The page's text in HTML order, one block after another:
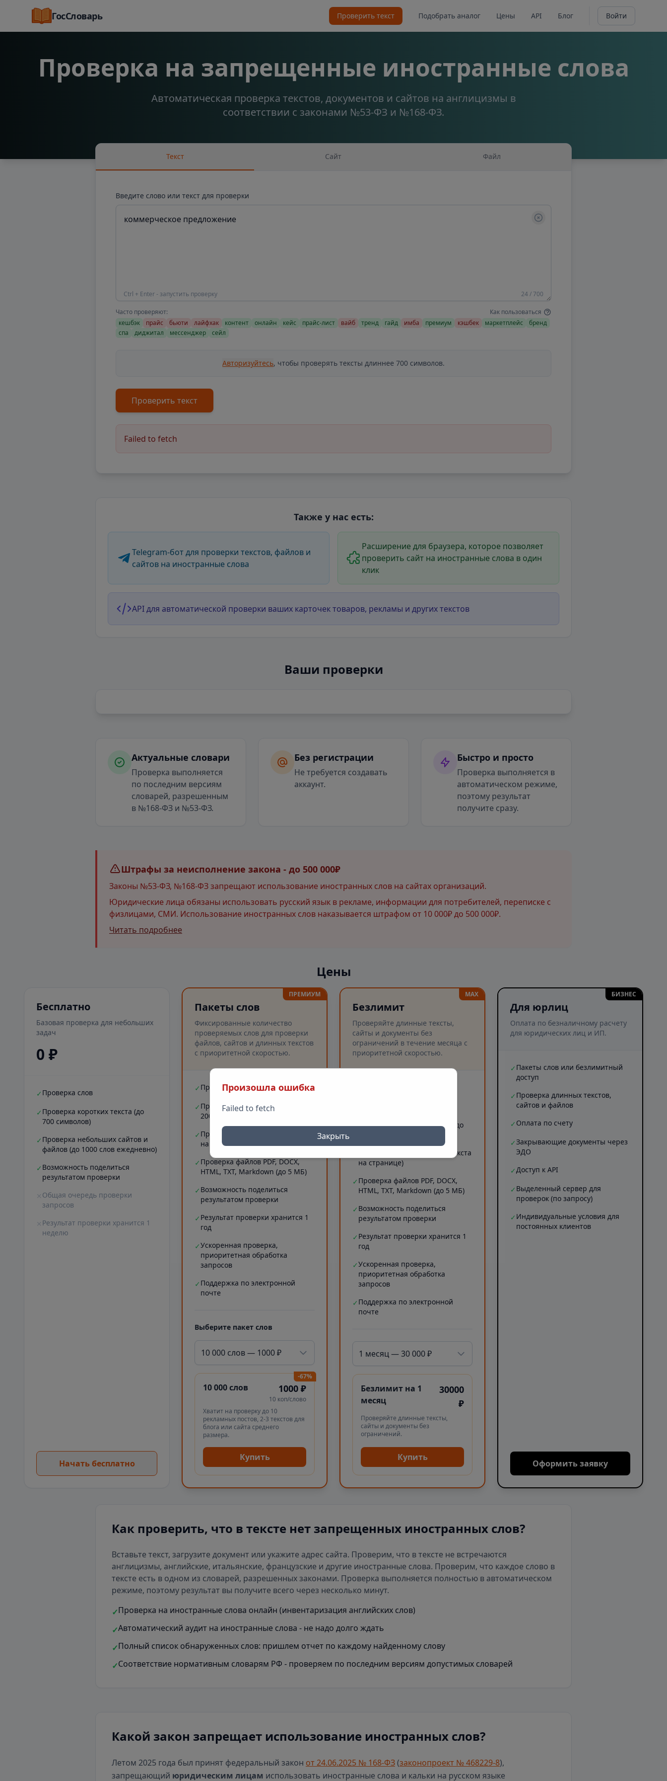
ГосСловарь Проверить текст Подобрать аналог Цены API Блог Войти
Проверка на запрещенные иностранные слова
Автоматическая проверка текстов, документов и сайтов на англицизмы в
соответствии с законами №53-ФЗ и №168-ФЗ.
Текст Сайт Файл
Введите слово или текст для проверки
Ctrl + Enter - запустить проверку 24 / 700
Часто проверяют:
Как пользоваться
кешбэк
прайс бьюти лайфхак контент онлайн кейс прайс-лист вайб тренд гайд имба премиум кэшбек маркетплейс
бренд
спа
диджитал мессенджер сейл
Авторизуйтесь, чтобы проверять тексты длиннее 700 символов.
Проверить текст
Failed to fetch
Также у нас есть:
Telegram-бот для проверки текстов, файлов и
сайтов на иностранные слова
Расширение для браузера, которое позволяет
проверить сайт на иностранные слова в один
клик
API для автоматической проверки ваших карточек товаров, рекламы и других текстов
Ваши проверки
Актуальные словари
Проверка выполняется
по последним версиям
словарей, разрешенным
в №168-ФЗ и №53-ФЗ.
Без регистрации
Не требуется создавать
аккаунт.
Быстро и просто
Проверка выполняется в
автоматическом режиме,
поэтому результат
получите сразу.
Штрафы за неисполнение закона - до 500 000₽
Законы №53-ФЗ, №168-ФЗ запрещают использование иностранных слов на сайтах организаций.
Юридические лица обязаны использовать русский язык в рекламе, информации для потребителей, переписке с
физлицами, СМИ. Использование иностранных слов наказывается штрафом от 10 000₽ до 500 000₽.
Читать подробнее
Цены
Бесплатно
Базовая проверка для небольших
задач
0 ₽
✓ Проверка слов
✓ Проверка коротких текста (до
700 символов)
✓ Проверка небольших сайтов и
файлов (до 1000 слов ежедневно)
✓ Возможность поделиться
результатом проверки
✕ Общая очередь проверки
запросов
✕ Результат проверки хранится 1
неделю
Начать бесплатно
ПРЕМИУМ
Пакеты слов
Фиксированные количество
проверяемых слов для проверки
файлов, сайтов и длинных текстов
с приоритетной скоростью.
✓ Проверка слов
✓ Проверка длинных текстов (до
20000 символов)
✓ Проверка сайтов (до 5 МБ текста
на странице)
✓ Проверка файлов PDF, DOCX,
HTML, TXT, Markdown (до 5 МБ)
✓ Возможность поделиться
результатом проверки
✓ Результат проверки хранится 1
год
✓Ускоренная проверка,
приоритетная обработка
запросов
✓ Поддержка по электронной
почте
Выберите пакет слов
10 000 слов — 1000 ₽
-67%
10 000 слов 1000 ₽
10 коп/слово
Хватит на проверку до 10
рекламных постов, 2-3 текстов для
блога или сайта среднего
размера.
Купить
MAX
Безлимит
Проверяйте длинные тексты,
сайты и документы без
ограничений в течение месяца с
приоритетной скоростью.
✓Проверка длинных текстов (до
Проверка сайтов (до 5 МБ текста
на странице)
✓ Проверка файлов PDF, DOCX,
HTML, TXT, Markdown (до 5 МБ)
✓ Возможность поделиться
результатом проверки
✓ Результат проверки хранится 1
год
✓Ускоренная проверка,
приоритетная обработка
запросов
✓ Поддержка по электронной
почте
1 месяц — 30 000 ₽
Безлимит на 1
месяц
30000
₽
Проверяйте длинные тексты,
сайты и документы без
ограничений.
Купить
БИЗНЕС
Для юрлиц
Оплата по безналичному расчету
для юридических лиц и ИП.
✓ Пакеты слов или безлимитный
доступ
✓ Проверка длинных текстов,
сайтов и файлов
✓ Оплата по счету
✓Закрывающие документы через
ЭДО
✓Доступ к API
✓ Выделенный сервер для
проверок (по запросу)
✓ Индивидуальные условия для
постоянных клиентов
Оформить заявку
Как проверить, что в тексте нет запрещенных иностранных слов?
Вставьте текст, загрузите документ или укажите адрес сайта. Проверим, что в тексте не встречаются
англицизмы, английские, итальянские, французские и другие иностранные слова. Проверим, что каждое слово в
тексте есть в одном из словарей, разрешенных законами. Проверка выполняется полностью в автоматическом
режиме, поэтому результат вы получите всего через несколько минут.
✓Проверка на иностранные слова онлайн (инвентаризация английских слов)
✓Автоматический аудит на иностранные слова - не надо долго ждать
✓Полный список обнаруженных слов: пришлем отчет по каждому найденному слову
✓Соответствие нормативным словарям РФ - проверяем по последним версиям допустимых словарей
Какой закон запрещает использование иностранных слов?
Летом 2025 года был принят федеральный закон от 24.06.2025 № 168-ФЗ(законопроект № 468229-8),
запрещающий юридическим лицам использовать иностранные слова и кальки на русском языке
Произошла ошибка
Failed to fetch
Закрыть